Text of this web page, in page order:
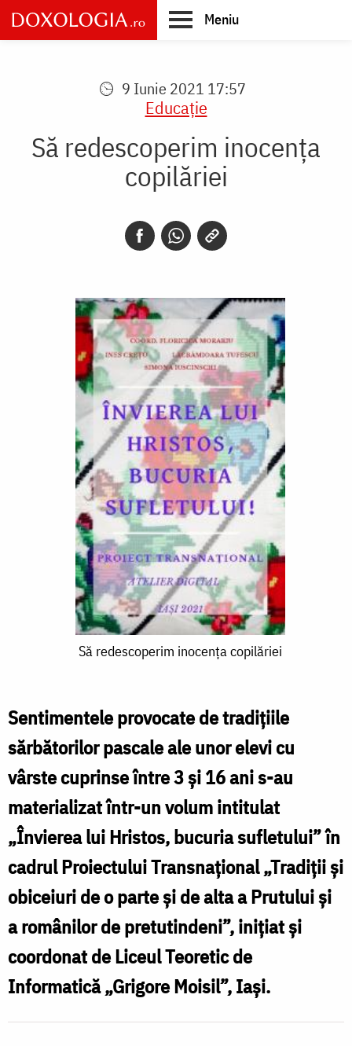
Skip
to
main
Meniu
9 Iunie 2021 17:57
Educaţie
Să redescoperim inocența
copilăriei
copilăriei
Să redescoperim inocența copilăriei
Sentimentele provocate de tradițiile
sărbătorilor pascale ale unor elevi cu
vârste cuprinse între 3 și 16 ani s-au
materializat într-un volum intitulat
„Învierea lui Hristos, bucuria sufletului” în
cadrul Proiectului Transnațional „Tradiții și
obiceiuri de o parte și de alta a Prutului și
a românilor de pretutindeni”, inițiat și
coordonat de Liceul Teoretic de
Informatică „Grigore Moisil”, Iași.